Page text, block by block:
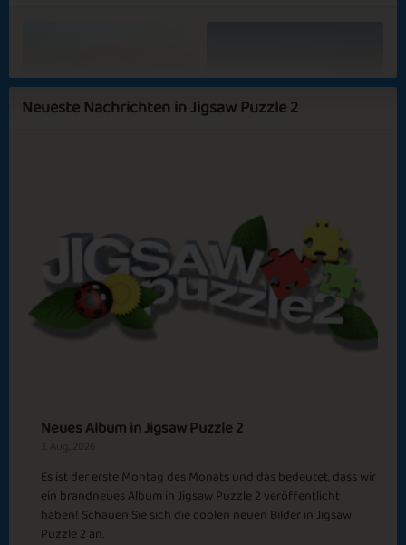
Outdoor Activities Daydreaming
Last Days of 2025 Ho Ho Ho
New Beginnings In Sight
Neueste Nachrichten in Jigsaw Puzzle 2
Neues Album in Jigsaw Puzzle 2
Es ist der erste Montag des Monats und das bedeutet, dass wir
ein brandneues Album in Jigsaw Puzzle 2 veröffentlicht
haben! Schauen Sie sich die coolen neuen Bilder in Jigsaw
Puzzle 2 an.